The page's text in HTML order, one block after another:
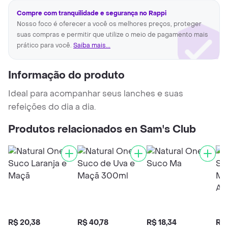
Compre com tranquilidade e segurança no Rappi
Nosso foco é oferecer a você os melhores preços, proteger
suas compras e permitir que utilize o meio de pagamento mais
prático para você. Saiba mais...
Informação do produto
Ideal para acompanhar seus lanches e suas
refeições do dia a dia.
Produtos relacionados en Sam's Club
R$ 20,38 R$ 40,78 R$ 18,34 R$